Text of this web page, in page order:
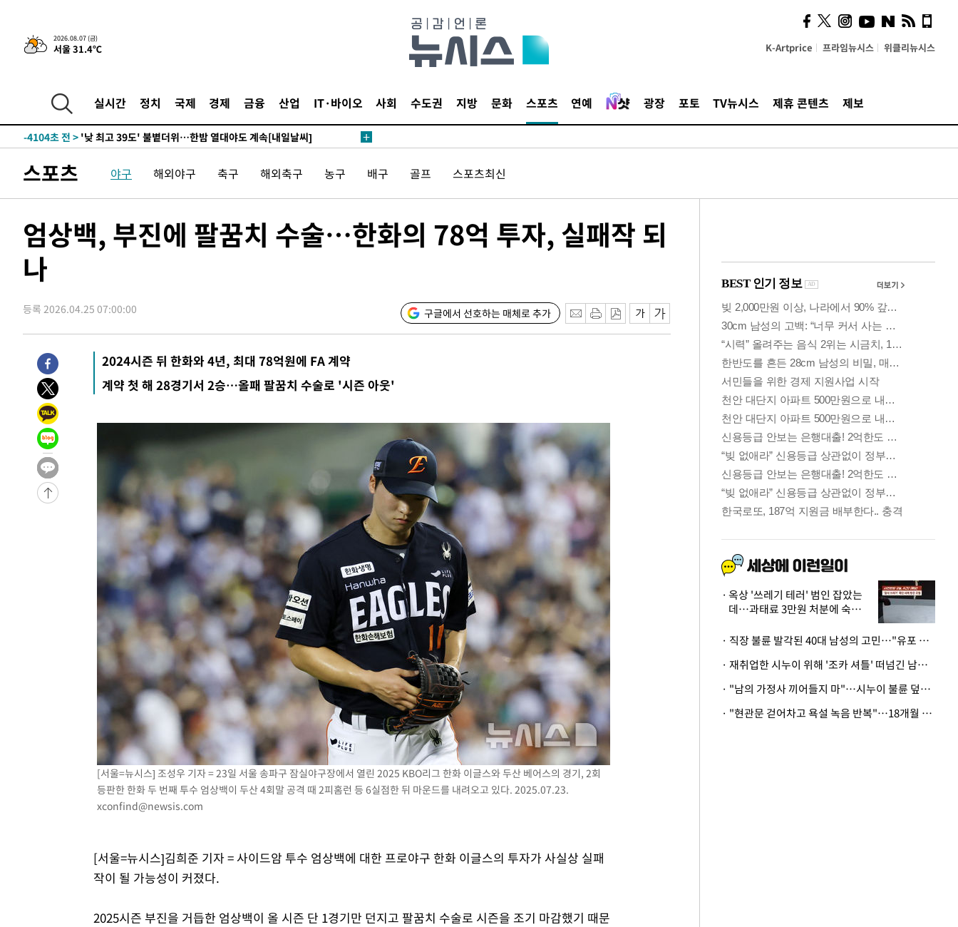
2026.08.07 (금)
서울 31.4℃ K-Artprice 프라임뉴시스 위클리뉴시스
실시간 정치 국제 경제 금융 산업 IT·바이오 사회 수도권 지방 문화 스포츠 연예 광장 포토 TV뉴시스 제휴 콘텐츠 제보
-7124초 전 >[속보]합참 "北 발사체는 단거리탄도미사일…감시·경계태세 강화"
-4708초 전 >
[속보]합참 "북, 동해상으로 미상 발사체 발사"
-4104초 전 >'낮 최고 39도' 불볕더위…한밤 열대야도 계속[내일날씨]
-4063초 전 > [속보]7~9일 프로야구 3연전도 폭염 취소…11일 재개
-3725초 전 >
-3552초 전 > '월드컵 탈락 후폭풍' 축구협회…초유의 압수수색에 '충격·당황'
-3392초 전 >서울 낮 37.9도, 올여름 최고치 경신…영등포 순간 '40도'
-2954초 전 > [속보]종합특검, 대검 추가 압수수색…내란 중요임무종사 혐의
15분 전 >[속보]코스닥, 800p 회복…0.26% 오른 801.67 마감
17분 전 >
19분 전 >
59분 전 >"여기 떨어졌다"…다누리, 스페이스X 로켓 달 충돌 흔적 포착
-24634초 전 > '월드컵 탈락 후폭풍' 축구협회…11시간 걸린 초유의 압수수색(종
-24070초 전 >
[속보] 뉴욕증시, 혼조 출발…나스닥 0.3%↓, 다우 0.14%↑
-22863초 전 >
-21548초 전 >
경찰, '홍명보는 2순위' 결론냈던 스포츠윤리센터도 압수수색
-7144초 전 >
[속보]합참 "北 발사체는 단거리탄도미사일…감시·경계태세 강화"
-6892초 전 >
日방위성, 北이 동해로 쏜 발사체는 탄도미사일 가능성
-5322초 전 >
[속보] SKT, 에이닷 서비스 장애 발생…"원인 파악 중"
-4728초 전 >
[속보]합참 "북, 동해상으로 미상 발사체 발사"
'낮 최고 39도' 불볕더위…한밤 열대야도 계속[내일날씨]
[속보]7~9일 프로야구 3연전도 폭염 취소…11일 재개
"韓 외환시장 개입 관측 배경엔 美의 대한국 무역적자 있어"
'월드컵 탈락 후폭풍' 축구협회…초유의 압수수색에 '충격·당황'
서울 낮 37.9도, 올여름 최고치 경신…영등포 순간 '40도'
[속보]종합특검, 대검 추가 압수수색…내란 중요임무종사 혐의
[속보]코스닥, 800p 회복…0.26% 오른 801.67 마감
[속보]코스피, 301.88포인트(4.58%) 내린 6296.38 마감
[속보]원·달러 환율, 0.7원 내린 1423.8원 마감
"여기 떨어졌다"…다누리, 스페이스X 로켓 달 충돌 흔적 포착
손흥민, 5경기 연속골 실패…LAFC는 승부차기 끝 과달라하라 격파
내일까지 39도 '펄펄'…기상청 "태풍 지나며 폭염 잠시 꺾인다"
스포츠 야구 해외야구 축구 해외축구 농구 배구 골프 스포츠최신
엄상백, 부진에 팔꿈치 수술…한화의 78억 투자, 실패작 되
나
등록 2026.04.25 07:00:00 구글에서 선호하는 매체로 추가
2024시즌 뒤 한화와 4년, 최대 78억원에 FA 계약
계약 첫 해 28경기서 2승…올패 팔꿈치 수술로 '시즌 아웃'
[서울=뉴시스] 조성우 기자 = 23일 서울 송파구 잠실야구장에서 열린 2025 KBO리그 한화 이글스와 두산 베어스의 경기, 2회
등판한 한화 두 번째 투수 엄상백이 두산 4회말 공격 때 2피홈런 등 6실점한 뒤 마운드를 내려오고 있다. 2025.07.23.
xconfind@newsis.com
[서울=뉴시스]김희준 기자 = 사이드암 투수 엄상백에 대한 프로야구 한화 이글스의 투자가 사실상 실패
작이 될 가능성이 커졌다.
2025시즌 부진을 거듭한 엄상백이 올 시즌 단 1경기만 던지고 팔꿈치 수술로 시즌을 조기 마감했기 때문
의견, 국토부·LH에 충실히
전달할 것"
옥상 '쓰레기 테러' 범인 잡았는
데…과태료 3만원 처분에 숙박업
· 직장 불륜 발각된 40대 남성의 고민…"유포 동료 명예훼손·협박죄 고소 가능할까"
· 재취업한 시누이 위해 '조카 셔틀' 떠넘긴 남편…아내 "난 못한다"
· "남의 가정사 끼어들지 마"…시누이 불륜 덮으려는 남편에 억울한 아내
· "현관문 걷어차고 욕설 녹음 반복"…18개월 아기 키우는 집 뒤흔든 '앞집의 비극'